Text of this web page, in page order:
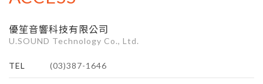
優笙音響科技有限公司
U.SOUND Technology Co., Ltd.
TEL (03)387-1646